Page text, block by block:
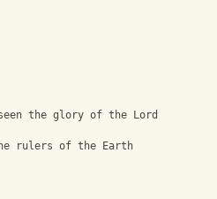
the glory of the Lord
rulers of the Earth